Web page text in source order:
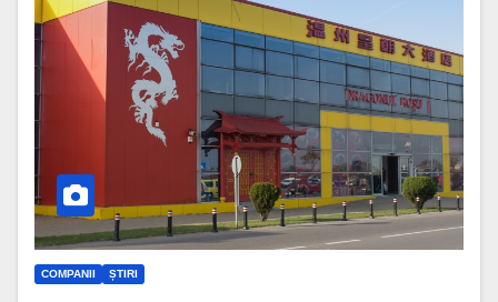
COMPANII ȘTIRI